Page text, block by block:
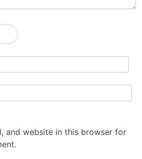
and website in this browser for